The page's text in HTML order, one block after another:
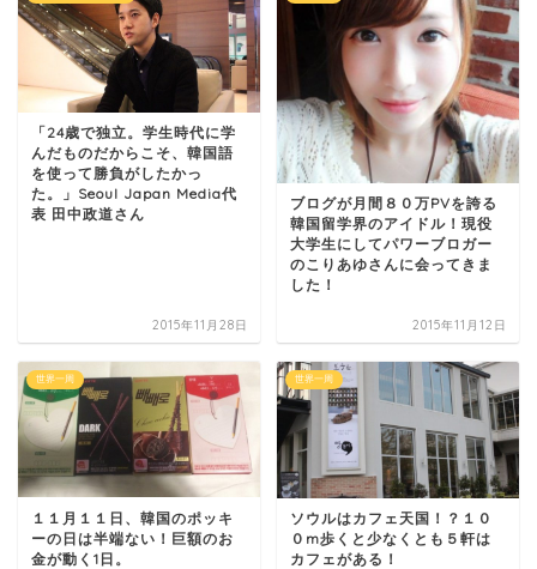
「24歳で独立。学生時代に学
んだものだからこそ、韓国語
を使って勝負がしたかっ
た。」Seoul Japan Media代
表 田中政道さん
2015年11月28日
ブログが月間８０万PVを誇る
韓国留学界のアイドル！現役
大学生にしてパワーブロガー
のこりあゆさんに会ってきま
した！
2015年11月12日
世界一周
１１月１１日、韓国のポッキ
ーの日は半端ない！巨額のお
金が動く1日。
世界一周
ソウルはカフェ天国！？１０
０m歩くと少なくとも５軒は
カフェがある！